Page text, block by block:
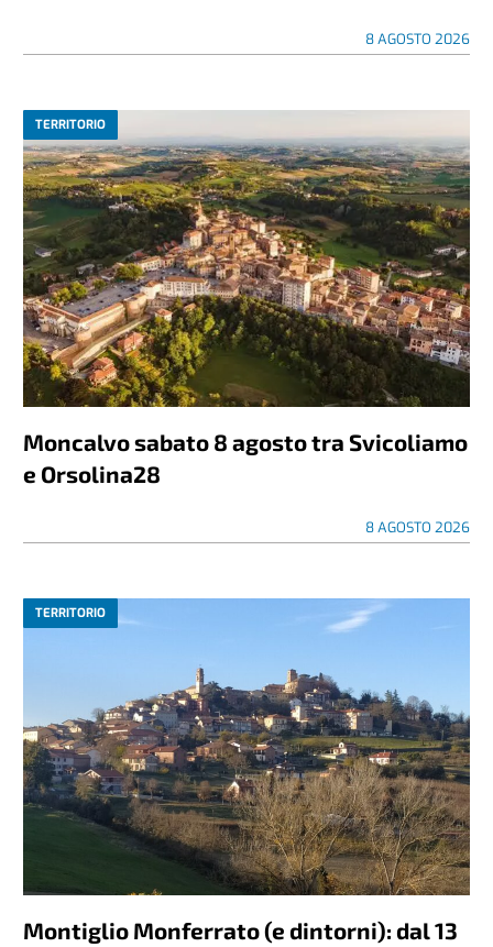
8 AGOSTO 2026
TERRITORIO
Moncalvo sabato 8 agosto tra Svicoliamo
e Orsolina28
8 AGOSTO 2026
TERRITORIO
Montiglio Monferrato (e dintorni): dal 13